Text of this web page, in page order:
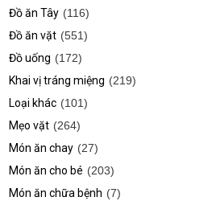
Đồ ăn Tây (116)
Đồ ăn vặt (551)
Đồ uống (172)
Khai vị tráng miệng (219)
Loại khác (101)
Mẹo vặt (264)
Món ăn chay (27)
Món ăn cho bé (203)
Món ăn chữa bệnh (7)